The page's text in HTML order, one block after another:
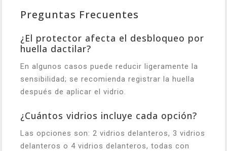
Preguntas Frecuentes
¿El protector afecta el desbloqueo por
huella dactilar?
En algunos casos puede reducir ligeramente la
sensibilidad; se recomienda registrar la huella
después de aplicar el vidrio.
¿Cuántos vidrios incluye cada opción?
Las opciones son: 2 vidrios delanteros, 3 vidrios
delanteros o 4 vidrios delanteros, todas con